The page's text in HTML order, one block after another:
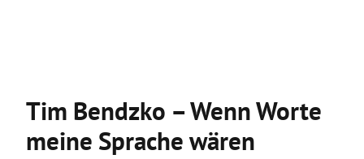
Tim Bendzko – Wenn Worte
meine Sprache wären